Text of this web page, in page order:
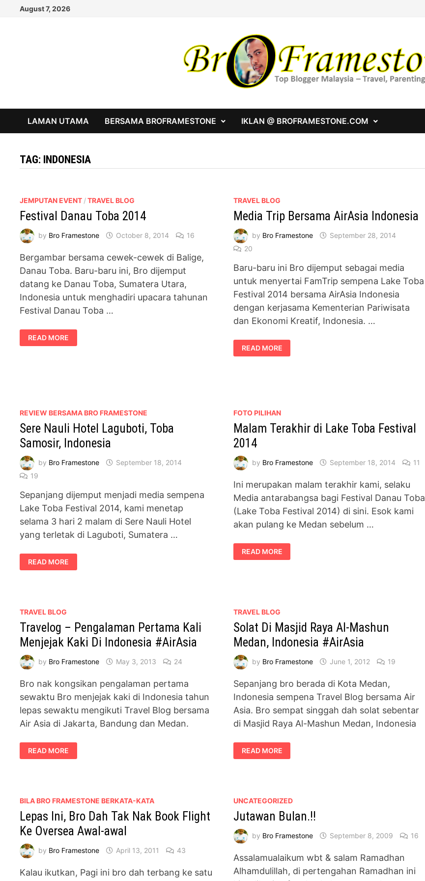
August 7, 2026
LAMAN UTAMA BERSAMA BROFRAMESTONE IKLAN @ BROFRAMESTONE.COM
TAG: INDONESIA
JEMPUTAN EVENT /TRAVEL BLOG
Festival Danau Toba 2014
by Bro Framestone October 8, 2014 16
Bergambar bersama cewek-cewek di Balige,
Danau Toba. Baru-baru ini, Bro dijemput
datang ke Danau Toba, Sumatera Utara,
Indonesia untuk menghadiri upacara tahunan
Festival Danau Toba …
FESTIVAL
DANAU
TOBA
READ MORE
TRAVEL BLOG
Media Trip Bersama AirAsia Indonesia
by Bro Framestone
September 28, 2014
20
Baru-baru ini Bro dijemput sebagai media
untuk menyertai FamTrip sempena Lake Toba
Festival 2014 bersama AirAsia Indonesia
dengan kerjasama Kementerian Pariwisata
dan Ekonomi Kreatif, Indonesia. …
MEDIA
TRIP
BERSAMA
READ MORE
REVIEW BERSAMA BRO FRAMESTONE
Sere Nauli Hotel Laguboti, Toba
Samosir, Indonesia
by Bro Framestone
September 18, 2014
19
Sepanjang dijemput menjadi media sempena
Lake Toba Festival 2014, kami menetap
selama 3 hari 2 malam di Sere Nauli Hotel
yang terletak di Laguboti, Sumatera …
SERE
NAULI
HOTEL
READ MORE
FOTO PILIHAN
Malam Terakhir di Lake Toba Festival
2014
by Bro Framestone September 18, 2014 11
Ini merupakan malam terakhir kami, selaku
Media antarabangsa bagi Festival Danau Toba
(Lake Toba Festival 2014) di sini. Esok kami
akan pulang ke Medan sebelum …
MALAM
TERAKHIR
DI
READ MORE
TRAVEL BLOG
Travelog – Pengalaman Pertama Kali
Menjejak Kaki Di Indonesia #AirAsia
by Bro Framestone May 3, 2013 24
Bro nak kongsikan pengalaman pertama
sewaktu Bro menjejak kaki di Indonesia tahun
lepas sewaktu mengikuti Travel Blog bersama
Air Asia di Jakarta, Bandung dan Medan.
TRAVELOG
–
PENGALAMAN
INDONESIA
READ MORE
TRAVEL BLOG
Solat Di Masjid Raya Al-Mashun
Medan, Indonesia #AirAsia
by Bro Framestone June 1, 2012 19
Sepanjang bro berada di Kota Medan,
Indonesia sempena Travel Blog bersama Air
Asia. Bro sempat singgah dah solat sebentar
di Masjid Raya Al-Mashun Medan, Indonesia
SOLAT
DI
MASJID
#AIRASIA
READ MORE
BILA BRO FRAMESTONE BERKATA-KATA
Lepas Ini, Bro Dah Tak Nak Book Flight
Ke Oversea Awal-awal
by Bro Framestone April 13, 2011 43
Kalau ikutkan, Pagi ini bro dah terbang ke satu
UNCATEGORIZED
Jutawan Bulan.!!
by Bro Framestone September 8, 2009 16
Assalamualaikum wbt & salam Ramadhan
Alhamdulillah, di pertengahan Ramadhan ini